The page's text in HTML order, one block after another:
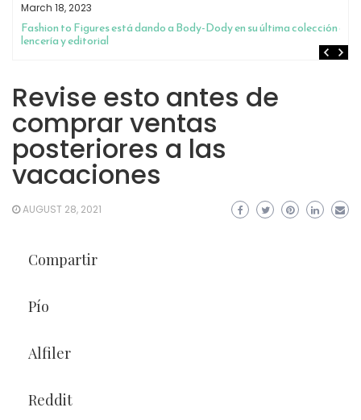
March 18, 2023
Fashion to Figures está dando a Body-Dody en su última colección de
lencería y editorial
Revise esto antes de
comprar ventas
posteriores a las
vacaciones
AUGUST 28, 2021
Compartir
Pío
Alfiler
Reddit